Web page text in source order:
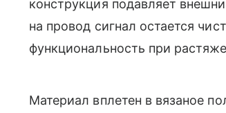
конструкция подавляет
на провод сигнал остается
функциональность при
Материал вплетен в вязаное